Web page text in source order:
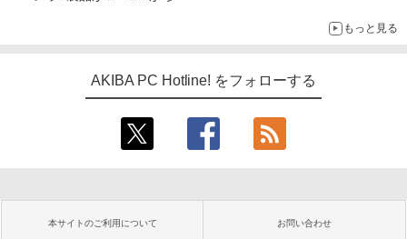
もっと見る
AKIBA PC Hotline! をフォローする
本サイトのご利用について お問い合わせ